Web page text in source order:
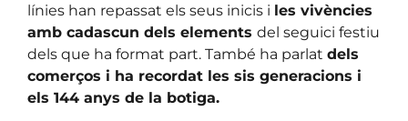
línies han repassat els seus inicis i les vivències
amb cadascun dels elements del seguici festiu
dels que ha format part. També ha parlat dels
comerços i ha recordat les sis generacions i
els 144 anys de la botiga.